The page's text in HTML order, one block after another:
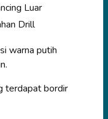
Luar
Drill
warna putih
terdapat bordir